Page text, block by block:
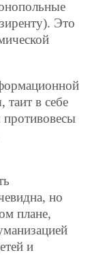
Это
таит в себе
но
плане,
и